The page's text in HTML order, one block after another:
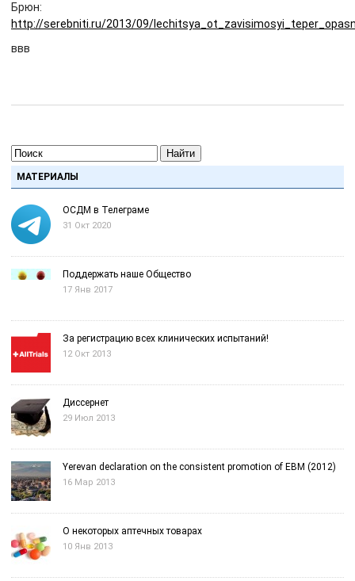
Брюн:
http://serebniti.ru/2013/09/
ввв
Найти
МАТЕРИАЛЫ
ОСДМ в Телеграме
31 Окт 2020
Поддержать наше Общество
17 Янв 2017
За регистрацию всех клинических испытаний!
12 Окт 2013
Диссернет
29 Июл 2013
Yerevan declaration on the consistent promotion of EBM (2012)
16 Мар 2013
О некоторых аптечных товарах
10 Янв 2013